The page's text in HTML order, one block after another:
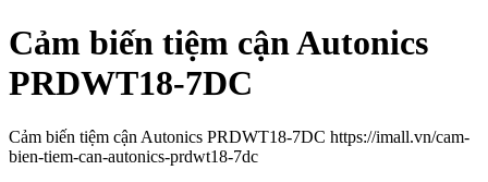
Cảm biến tiệm cận Autonics
PRDWT18-7DC
Cảm biến tiệm cận Autonics PRDWT18-7DC https://imall.vn/cam-
bien-tiem-can-autonics-prdwt18-7dc